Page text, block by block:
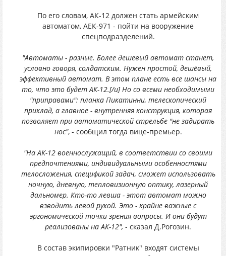
По его словам, АК-12 должен стать армейским
автоматом, АЕК-971 - пойти на вооружение
спецподразделений.
"Автоматы - разные. Более дешевый автомат станет,
условно говоря, солдатским. Нужен простой, дешёвый,
эффективный автомат. В этом плане есть все шансы на
то, что это будет АК-12.[/u] Но со всеми необходимыми
"приправами": планка Пикатинни, телескопический
приклад, а главное - внутренняя конструкция, которая
позволяет при автоматической стрельбе "не задирать
нос", - сообщил тогда вице-премьер.
"На АК-12 военнослужащий, в соответствии со своими
предпочтениями, индивидуальными особенностями
телосложения, спецификой задач, сможет использовать
ночную, дневную, тепловизионную оптику, лазерный
дальномер. Кто-то левша - этот автомат можно
взводить левой рукой. Это - крайне важные с
эргономической точки зрения вопросы. И они будут
реализованы на АК-12", - сказал Д.Рогозин.
В состав экипировки "Ратник" входят системы